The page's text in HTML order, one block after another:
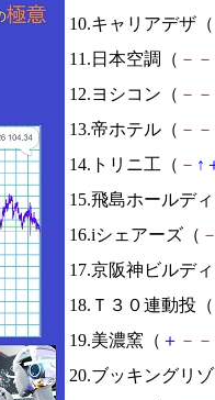
10.キャリアデザ（
11.日本空調（ － －
12.ヨシコン（ － －
13.帝ホテル（ － －
14.トリニ工（ － ↑
15.飛島ホールデ
16.iシェアーズ（
17.京阪神ビルデ
18.Ｔ３０連動投（
19.美濃窯（ ＋ － －
20.ブッキングリ